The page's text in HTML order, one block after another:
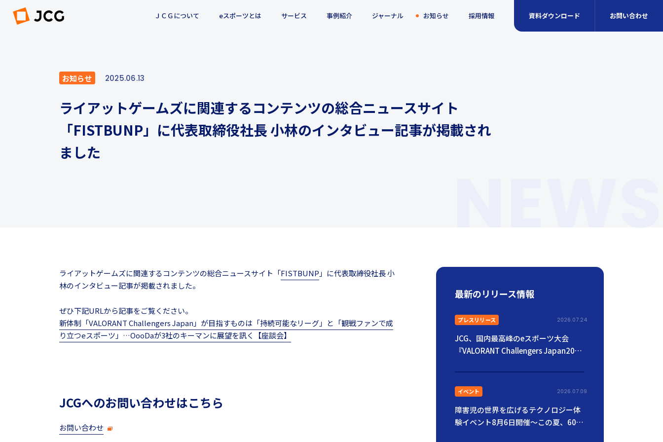
ＪＣＧについて eスポーツとは サービス 事例紹介 ジャーナル お知らせ 採用情報 資料ダウンロード お問い合わせ
お知らせ 2025.06.13
ライアットゲームズに関連するコンテンツの総合ニュースサイト
「FISTBUNP」に代表取締役社長 小林のインタビュー記事が掲載され
ました
ライアットゲームズに関連するコンテンツの総合ニュースサイト「FISTBUNP 」に代表取締役社長 小
林のインタビュー記事が掲載されました。
ぜひ下記URLから記事をご覧ください。
新体制「VALORANT Challengers Japan」が目指すものは「持続可能なリーグ」と「観戦ファンで成
り立つeスポーツ」…OooDaが3社のキーマンに展望を訊く【座談会】
JCGへのお問い合わせはこちら
お問い合わせ
最新のリリース情報
プレスリリース 2026.07.24
JCG、国内最高峰のeスポーツ大会
『VALORANT Challengers Japan2026
イベント 2026.07.09
障害児の世界を広げるテクノロジー体
験イベント8月6日開催〜この夏、60家